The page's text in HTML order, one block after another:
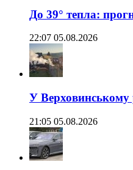
До 39° тепла:
22:07 05.08.2026
У Верховинському
21:05 05.08.2026